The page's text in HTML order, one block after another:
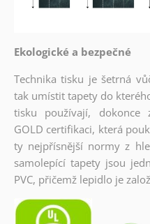
Ekologické a bezpečné
Technika tisku je šetrná
tak umístit tapety do
tisku používají, dokonce
GOLD certifikaci, která
ty nejpřísnější normy z
samolepící tapety jsou
PVC, přičemž lepidlo je